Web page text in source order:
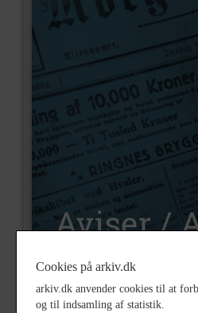
Nummer U2382
Cookies på arkiv.dk
arkiv.dk anvender cookies til at
og til indsamling af statistik.